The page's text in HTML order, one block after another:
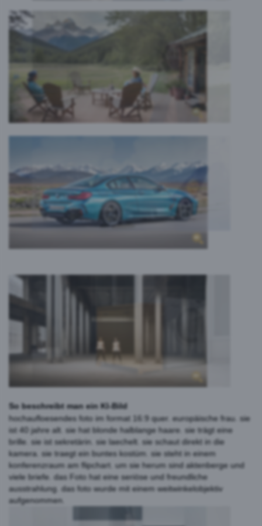
So beschreibt man ein KI-Bild
hochaufloesendes foto im format 16:9 quer. europäische frau. sie
ist 40 jahre alt. sie hat blonde halblange haare. sie trägt eine
brille. sie ist sekretärin. sie laechelt. sie schaut direkt in die
kamera. sie traegt ein buntes kostüm. sie steht in einem
konferenzraum am flipchart. um sie herum sind aktenberge und
viele briefe. das Foto hat eine seriöse und freundliche
ausstrahlung. das foto wurde mit einem weitwinkelobjektiv
aufgenommen.